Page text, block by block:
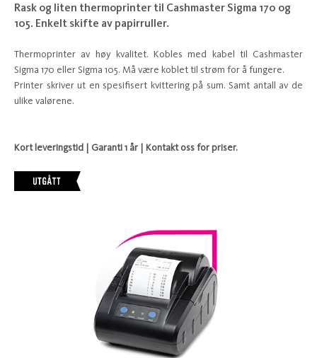
Rask og liten thermoprinter til Cashmaster Sigma 170 og
105. Enkelt skifte av papirruller.
Thermoprinter av høy kvalitet. Kobles med kabel til Cashmaster
Sigma 170 eller Sigma 105. Må være koblet til strøm for å fungere.
Printer skriver ut en spesifisert kvittering på sum. Samt antall av de
ulike valørene.
Kort leveringstid | Garanti 1 år | Kontakt oss for priser.